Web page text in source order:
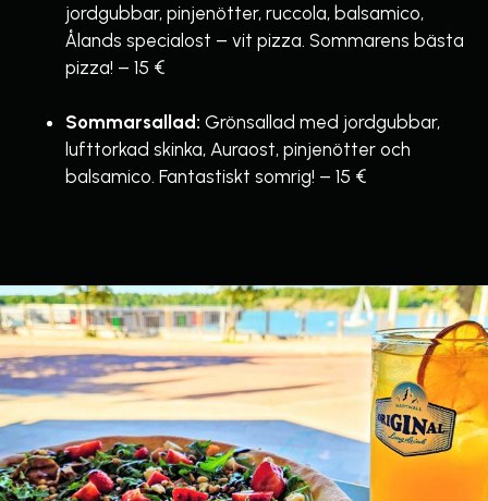
jordgubbar, pinjenötter, ruccola, balsamico,
Ålands specialost – vit pizza. Sommarens bästa
pizza! – 15 €
Sommarsallad: Grönsallad med jordgubbar,
lufttorkad skinka, Auraost, pinjenötter och
balsamico. Fantastiskt somrig! – 15 €